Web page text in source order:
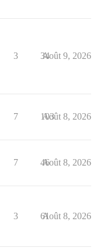
3 34
Août 9, 2026
7 103
Août 8, 2026
7 46
Août 8, 2026
3 61
Août 8, 2026